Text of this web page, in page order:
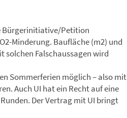
Bürgerinitiative/Petition
Minderung. Baufläche (m2) und
Falschaussagen wird
Sommerferien möglich – also mit
Auch UI hat ein Recht auf eine
Der Vertrag mit UI bringt